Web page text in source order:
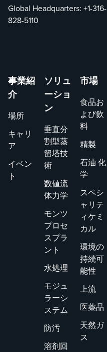
Global Headquarters: +1-316-
828-5110
事業紹
介
場所
キャリ
ア
イベン
ト
ソリュ
ーショ
ン
垂直分
割型蒸
留塔技
術
数値流
体力学
モンツ
プロセ
スプラ
ント
水処理
モジュ
ラーシ
ステム
防汚
溶剤回
市場
食品お
よび飲
料
精製
石油 化
学
スペシ
ャリテ
ィケミ
カル
環境の
持続可
能性
上流
医薬品
天然ガ
ス